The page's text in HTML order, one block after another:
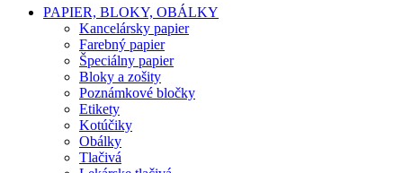
PAPIER, BLOKY, OBÁLKY
Kancelársky papier
Farebný papier
Špeciálny papier
Bloky a zošity
Poznámkové bločky
Etikety
Kotúčiky
Obálky
Tlačivá